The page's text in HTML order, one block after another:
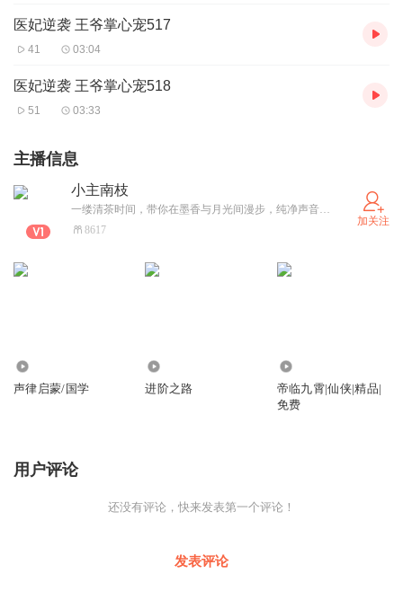
医妃逆袭 王爷掌心宠517
41 03:04
医妃逆袭 王爷掌心宠518
51 03:33
主播信息
小主南枝
一缕清茶时间，带你在墨香与月光间漫步，纯净声音如山间清泉、晨曦初露，以古风、历史、言情为舟，带你穿越古今，在历史的星河中寻找曾经的璀璨！
8617
加关注
声律启蒙/国学 进阶之路
帝临九霄|仙侠|精品|
免费
用户评论
还没有评论，快来发表第一个评论！
发表评论